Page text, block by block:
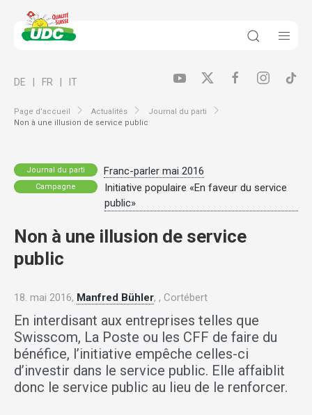
Page d’accueil Actualités
Journal du parti
Non à une illusion de service public
DE FR IT
Journal du parti Franc-parler mai 2016
Campagne
Initiative populaire «En faveur du service
public»
Non à une illusion de service
public
18. mai 2016, Manfred Bühler, , Cortébert
En interdisant aux entreprises telles que
Swisscom, La Poste ou les CFF de faire du
bénéfice, l’initiative empêche celles-ci
d’investir dans le service public. Elle affaiblit
donc le service public au lieu de le renforcer.